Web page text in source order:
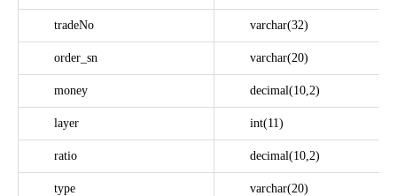
tradeNo varchar(32)
order_sn varchar(20)
money decimal(10,2)
layer int(11)
ratio decimal(10,2)
type varchar(20)